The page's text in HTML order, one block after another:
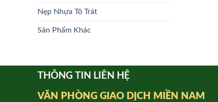
Nẹp Nhựa Tô Trát
Sản Phẩm Khác
THÔNG TIN LIÊN HỆ
VĂN PHÒNG GIAO DỊCH MIỀN NAM